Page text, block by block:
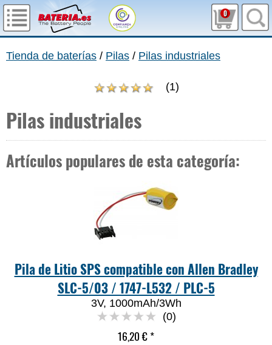
0
Tienda de baterías / Pilas / Pilas industriales
(1)
Pilas industriales
Artículos populares de esta categoría:
Pila de Litio SPS compatible con Allen Bradley
SLC-5/03 / 1747-L532 / PLC-5
3V, 1000mAh/3Wh
(0)
16,20 €*